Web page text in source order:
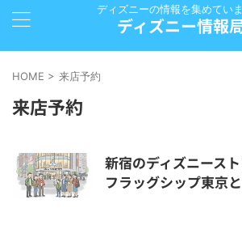
ディズニーの情報を集めてい
ディズニー情報
HOME > 来店予約
来店予約
新宿のディズニース
フラッグシップ東京